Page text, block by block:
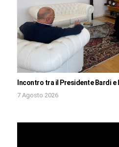
Incontro tra il Presidente Bardi e
7 Agosto 2026